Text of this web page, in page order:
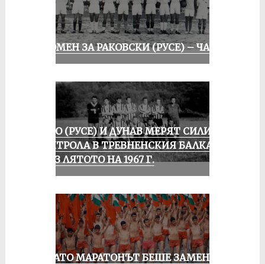
СПОМЕН ЗА РАКОВСКИ (РУСЕ) – ЧАСТ I
ЛОКО (РУСЕ) И ДУНАВ МЕРЯТ СИЛИ В
КОНТРОЛА В ТРЕВНЕНСКИЯ БАЛКАН
ПРЕЗ ЛЯТОТО НА 1967 Г.
КОГАТО МАРАТОНЪТ БЕШЕ ЗАМЕНЕН